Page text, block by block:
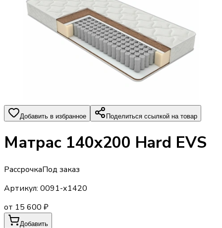
Добавить в избранное Поделиться ссылкой на товар
Матрас 140х200 Hard EVS
РассрочкаПод заказ
Артикул: 0091-х1420
от 15 600 ₽
Добавить